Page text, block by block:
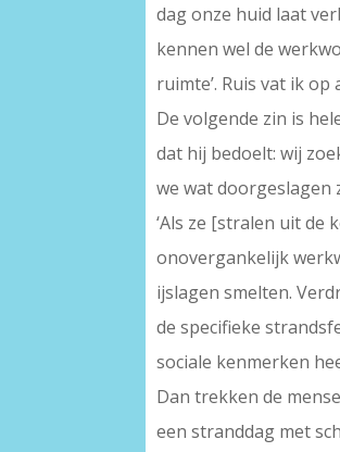
dag onze huid laat
kennen wel de
ruimte’. Ruis vat ik
De volgende zin is
dat hij bedoelt: wij
we wat doorgeslagen
‘Als ze [stralen uit de
onovergankelijk
ijslagen smelten.
de specifieke
sociale kenmerken
Dan trekken de
een stranddag met